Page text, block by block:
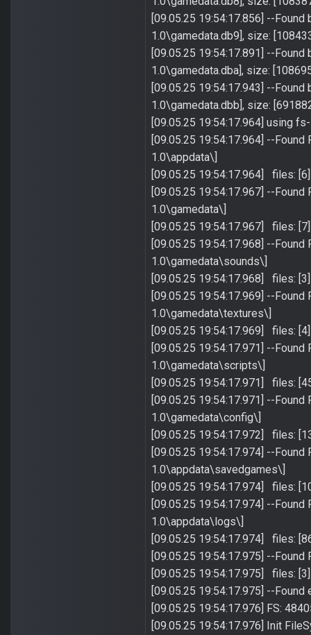
[09.05.25 19:54:17.856] --
1.0\gamedata.db9], size:
[09.05.25 19:54:17.891] --
1.0\gamedata.dba], size:
[09.05.25 19:54:17.943] --
1.0\gamedata.dbb], size:
[09.05.25 19:54:17.964] using
[09.05.25 19:54:17.964] --
1.0\appdata\]
[09.05.25 19:54:17.964] files: [6]
[09.05.25 19:54:17.967] --
1.0\gamedata\]
[09.05.25 19:54:17.967] files: [7]
[09.05.25 19:54:17.968] --
1.0\gamedata\sounds\]
[09.05.25 19:54:17.968] files: [3]
[09.05.25 19:54:17.969] --
1.0\gamedata\textures\]
[09.05.25 19:54:17.969] files: [4]
[09.05.25 19:54:17.971] --
1.0\gamedata\scripts\]
[09.05.25 19:54:17.971] files:
[09.05.25 19:54:17.971] --
1.0\gamedata\config\]
[09.05.25 19:54:17.972] files:
[09.05.25 19:54:17.974] --
1.0\appdata\savedgames\]
[09.05.25 19:54:17.974] files:
[09.05.25 19:54:17.974] --
1.0\appdata\logs\]
[09.05.25 19:54:17.974] files:
[09.05.25 19:54:17.975] --
[09.05.25 19:54:17.975] files: [3]
[09.05.25 19:54:17.975] --
[09.05.25 19:54:17.976] FS:
[09.05.25 19:54:17.976] Init